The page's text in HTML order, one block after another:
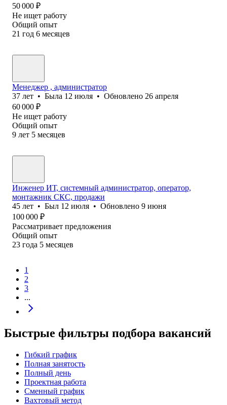
50 000 ₽
Не ищет работу
Общий опыт
21 год 6 месяцев
Менеджер , администратор
37 лет • Была 12 июля • Обновлено 26 апреля
60 000 ₽
Не ищет работу
Общий опыт
9 лет 5 месяцев
Инженер ИТ, системный администратор, оператор,
монтажник СКС, продажи
45 лет • Был 12 июля • Обновлено 9 июня
100 000 ₽
Рассматривает предложения
Общий опыт
23 года 5 месяцев
1
2
3
...
Быстрые фильтры подбора вакансий
Гибкий график
Полная занятость
Полный день
Проектная работа
Сменный график
Вахтовый метод